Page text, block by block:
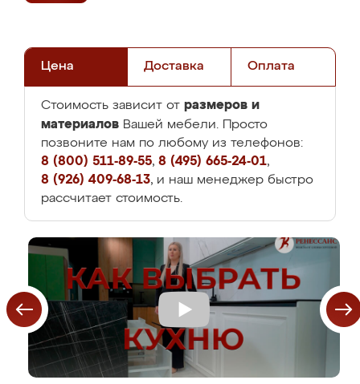
Цена Доставка Оплата
Стоимость зависит от размеров и
материалов Вашей мебели. Просто
позвоните нам по любому из телефонов:
8 (800) 511-89-55, 8 (495) 665-24-01,
8 (926) 409-68-13, и наш менеджер быстро
рассчитает стоимость.